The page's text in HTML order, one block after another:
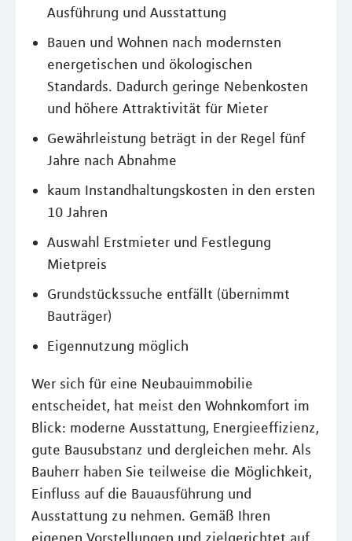
Ausführung und Ausstattung
Bauen und Wohnen nach modernsten
energetischen und ökologischen
Standards. Dadurch geringe Nebenkosten
und höhere Attraktivität für Mieter
Gewährleistung beträgt in der Regel fünf
Jahre nach Abnahme
kaum Instandhaltungskosten in den ersten
10 Jahren
Auswahl Erstmieter und Festlegung
Mietpreis
Grundstückssuche entfällt (übernimmt
Bauträger)
Eigennutzung möglich
Wer sich für eine Neubauimmobilie
entscheidet, hat meist den Wohnkomfort im
Blick: moderne Ausstattung, Energieeffizienz,
gute Bausubstanz und dergleichen mehr. Als
Bauherr haben Sie teilweise die Möglichkeit,
Einfluss auf die Bauausführung und
Ausstattung zu nehmen. Gemäß Ihren